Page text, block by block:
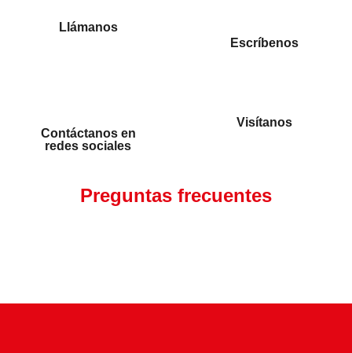
Llámanos
Escríbenos
Contáctanos en
redes sociales
Visítanos
Preguntas frecuentes